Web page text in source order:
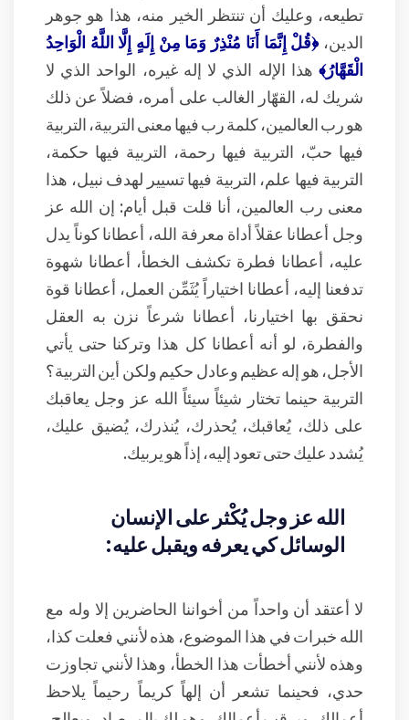
تطيعه، وعليك أن تنتظر الخير منه، هذا هو جوهر
الدين،﴿قُلْ إِنَّمَا أَنَا مُنْذِرٌ وَمَا مِنْ إِلَهٍ إِلَّا اللَّهُ الْوَاحِدُ
الْقَهَّارُ﴾ هذا الإله الذي لا إله غيره، الواحد الذي لا
شريك له، القهّار الغالب على أمره، فضلاً عن ذلك
هو رب العالمين، كلمة رب فيها معنى التربية، التربية
فيها حبّ، التربية فيها رحمة، التربية فيها حكمة،
التربية فيها علم، التربية فيها تسيير لهدف نبيل، هذا
معنى رب العالمين، أنا قلت قبل أيام: إن الله عز
وجل أعطانا عقلاً أداة معرفة الله، أعطانا كوناً‌ يدل
عليه، أعطانا فطرة تكشف الخطأ، أعطانا شهوة
تدفعنا إليه، أعطانا اختياراً يُثَمِّن العمل، أعطانا قوة
نحقق بها اختيارنا، أعطانا شرعاً نزن به العقل
والفطرة، لو أنه أعطانا كل هذا وتركنا حتى يأتي
الأجل، هو إله عظيم وعادل حكيم ولكن أين التربية؟
التربية حينما تختار شيئاً سيئاً الله عز وجل يعاقبك
على ذلك، يُعاقبك، يُحذرك، يُنذرك، يُضيق عليك،
يُشدد عليك حتى تعود إليه، إذاً هو يربيك.
الله عز وجل يُكْثر على الإنسان
الوسائل كي يعرفه ويقبل عليه:
لا أعتقد أن واحداً من أخواننا الحاضرين إلا وله مع
الله خبرات في هذا الموضوع، هذه لأنني فعلت كذا،
وهذه لأنني أخطأت هذا الخطأ، وهذا لأنني تجاوزت
حدي، فحينما تشعر أن إلهاً كريماً رحيماً يلاحظ